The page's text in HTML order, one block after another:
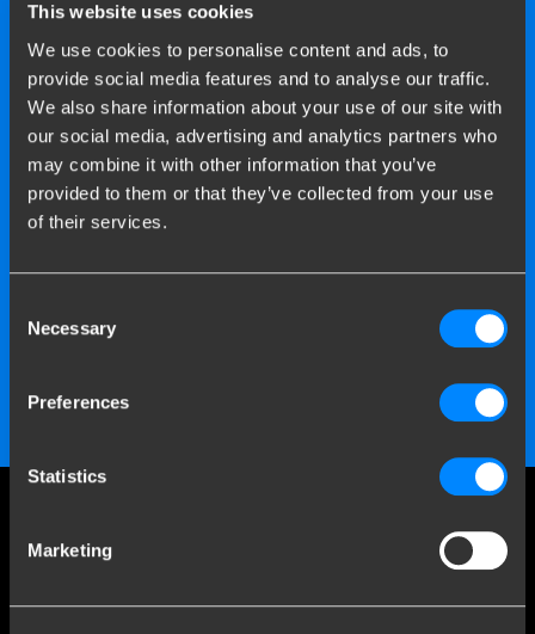
This website uses cookies
We use cookies to personalise content and ads, to
provide social media features and to analyse our traffic.
We also share information about your use of our site with
our social media, advertising and analytics partners who
may combine it with other information that you’ve
provided to them or that they’ve collected from your use
of their services.
Selection
Necessary
Preferences
Statistics
Marketing
Brink compte plus de 150
certifiées à proximité.
Consulter l'ensemble des points de paramètre